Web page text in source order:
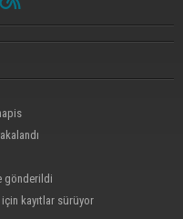
gönderildi
kayıtlar sürüyor